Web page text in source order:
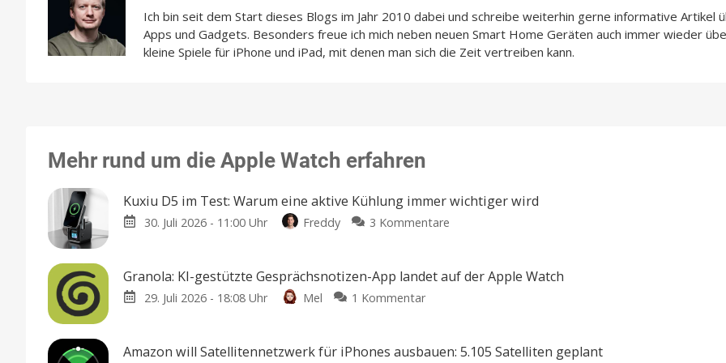
Ich bin seit dem Start dieses Blogs im Jahr 2010 dabei und schreibe weiterhin gerne informative Artikel
Apps und Gadgets. Besonders freue ich mich neben neuen Smart Home Geräten auch immer wieder
kleine Spiele für iPhone und iPad, mit denen man sich die Zeit vertreiben kann.
Mehr rund um die Apple Watch erfahren
Kuxiu D5 im Test: Warum eine aktive Kühlung immer wichtiger wird
30. Juli 2026 - 11:00 Uhr Freddy 3 Kommentare
im
Kühlung
Granola: KI-gestützte Gesprächsnotizen-App landet auf der Apple Watch
29. Juli 2026 - 18:08 Uhr Mel 1 Kommentarzu
gestützte
Amazon will Satellitennetzwerk für iPhones ausbauen: 5.105 Satelliten geplant